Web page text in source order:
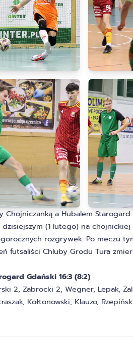
Chojniczanką a Hubalem
(1 lutego) na chojnickiej
rozgrywek. Po meczu
futsaliści Chluby Grodu Tura
Gdański 16:3 (8:2)
2, Zabrocki 2, Wegner, Lepak,
Kołtonowski, Klauzo,